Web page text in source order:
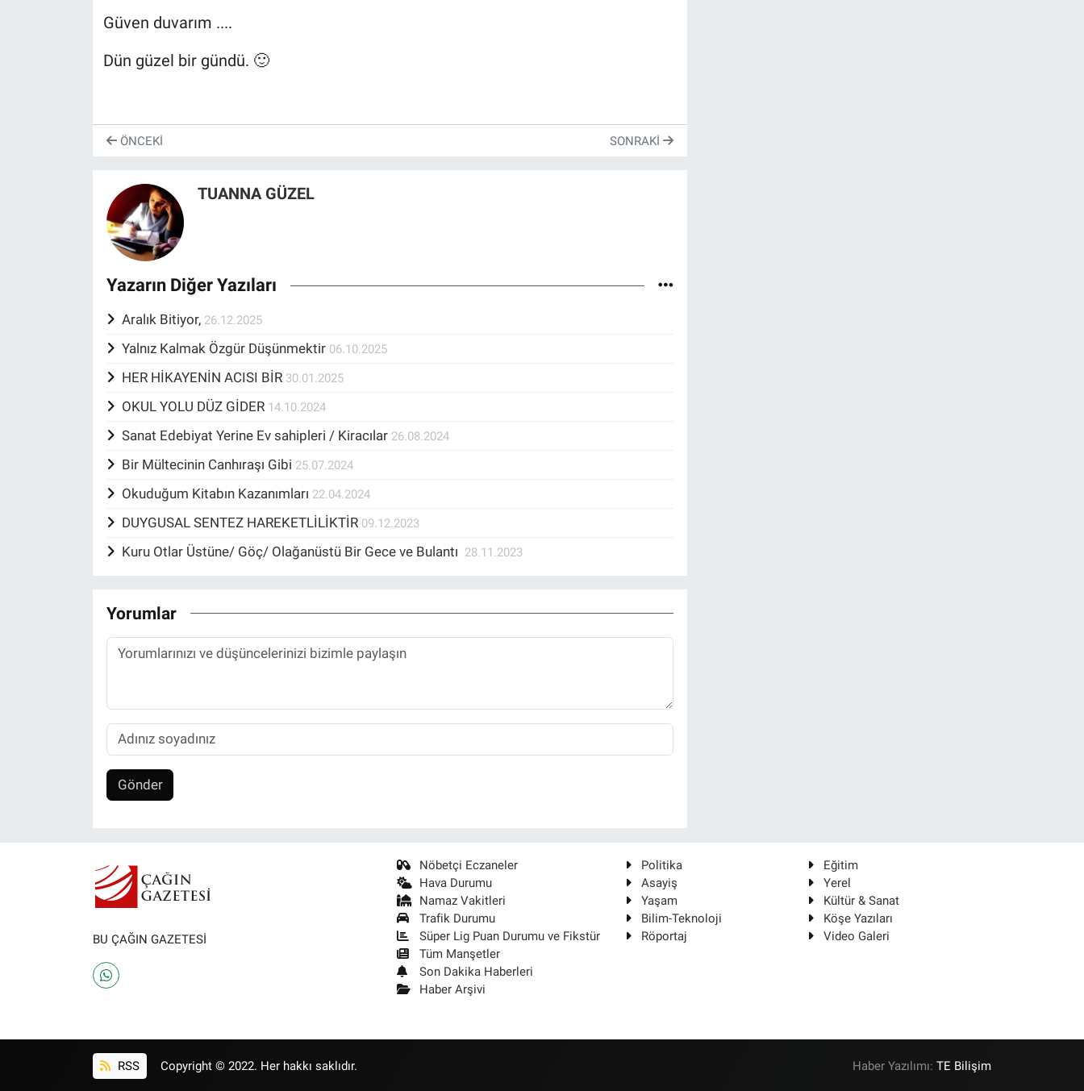
Güven duvarım ....
Dün güzel bir gündü. 🙂
ÖNCEKI SONRAKI
TUANNA GÜZEL
Yazarın Diğer Yazıları
Aralık Bitiyor, 26.12.2025
Yalnız Kalmak Özgür Düşünmektir 06.10.2025
HER HİKAYENİN ACISI BİR 30.01.2025
OKUL YOLU DÜZ GİDER 14.10.2024
Sanat Edebiyat Yerine Ev sahipleri / Kiracılar 26.08.2024
Bir Mültecinin Canhıraşı Gibi 25.07.2024
Okuduğum Kitabın Kazanımları 22.04.2024
DUYGUSAL SENTEZ HAREKETLİLİKTİR 09.12.2023
Kuru Otlar Üstüne/ Göç/ Olağanüstü Bir Gece ve Bulantı 28.11.2023
Yorumlar
Gönder
BU ÇAĞIN GAZETESİ
Nöbetçi Eczaneler
Hava Durumu
Namaz Vakitleri
Trafik Durumu
Süper Lig Puan Durumu ve Fikstür
Tüm Manşetler
Son Dakika Haberleri
Haber Arşivi
Politika
Eğitim
Asayiş
Yerel
Yaşam
Kültür & Sanat
Bilim-Teknoloji
Köşe Yazıları
Röportaj
Video Galeri
RSS Copyright © 2022. Her hakkı saklıdır. Haber Yazılımı:TE Bilişim